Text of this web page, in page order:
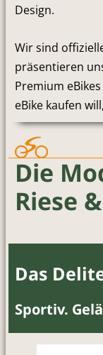
Design.
Wir sind
präsentieren
Premium
eBike kaufen
Die
Riese
Das
Sportiv.